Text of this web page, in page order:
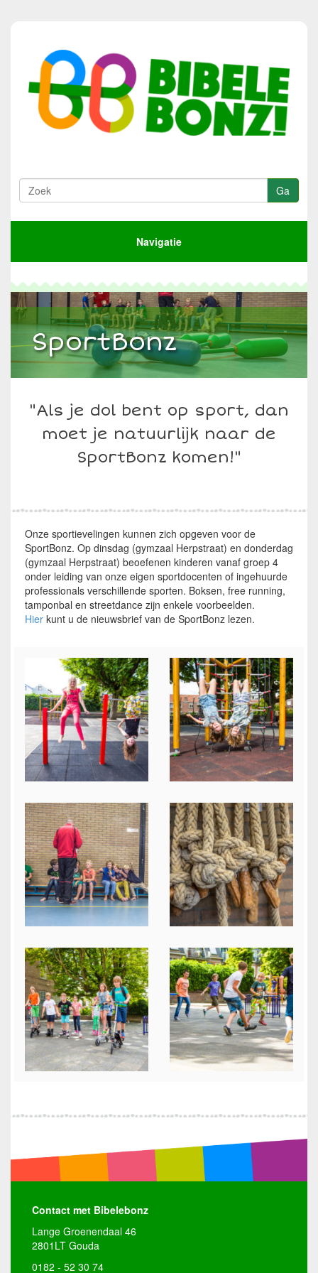
Navigatie
Home
Over Bibelebonz
Wie zijn wij?
Het team
Pedagogische visie
Rondleiding
Raad van Toezicht en Oudercommissie
Opvang
Algemene informatie
IenieMiniBonz en MiniBonz
MegaBonz
TienerBonz
SportBonz
Informatie
Tarieven
Vakantieopvang
LKR nummers
GGD - inspectierapporten en informatie kinderziektes
Pedagogisch beleid
Klanttevredenheid
SportBonz
"Als je dol bent op sport, dan
moet je natuurlijk naar de
SportBonz komen!"
Onze sportievelingen kunnen zich opgeven voor de
SportBonz. Op dinsdag (gymzaal Herpstraat) en donderdag
(gymzaal Herpstraat) beoefenen kinderen vanaf groep 4
onder leiding van onze eigen sportdocenten of ingehuurde
professionals verschillende sporten. Boksen, free running,
tamponbal en streetdance zijn enkele voorbeelden.
Hier kunt u de nieuwsbrief van de SportBonz lezen.
Contact met Bibelebonz
Lange Groenendaal 46
2801LT Gouda
0182 - 52 30 74